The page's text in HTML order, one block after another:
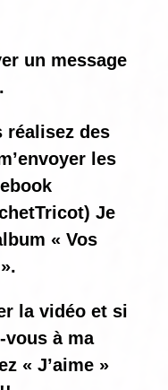
un message
réalisez des
les
) Je
« Vos
la vidéo et si
vous à ma
« J’aime »